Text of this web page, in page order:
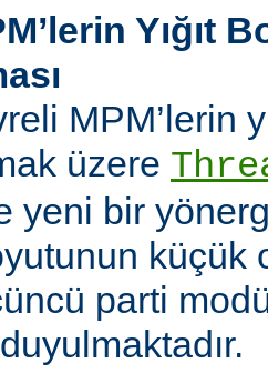
Yığıt
MPM’lerin
üzere
yeni bir
parti